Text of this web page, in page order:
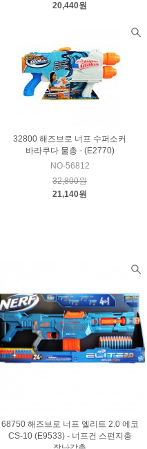
20,440원
32800 해즈브로 너프 수퍼소커
바라쿠다 물총 - (E2770)
NO-56812
32,800원
21,140원
68750 해즈브로 너프 엘리트 2.0 에코
CS-10 (E9533) - 너프건 스펀지총